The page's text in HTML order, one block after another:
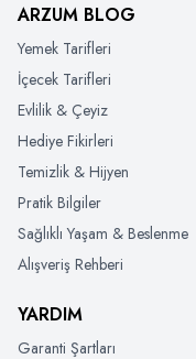
ARZUM BLOG
Yemek Tarifleri
İçecek Tarifleri
Evlilik & Çeyiz
Hediye Fikirleri
Temizlik & Hijyen
Pratik Bilgiler
Sağlıklı Yaşam & Beslenme
Alışveriş Rehberi
YARDIM
Garanti Şartları